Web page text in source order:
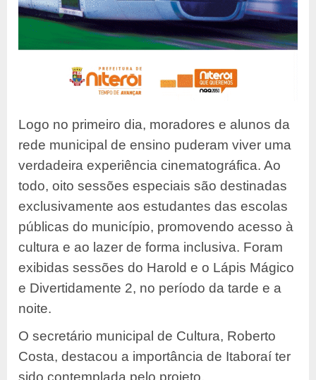
Logo no primeiro dia, moradores e alunos da
rede municipal de ensino puderam viver uma
verdadeira experiência cinematográfica. Ao
todo, oito sessões especiais são destinadas
exclusivamente aos estudantes das escolas
públicas do município, promovendo acesso à
cultura e ao lazer de forma inclusiva. Foram
exibidas sessões do Harold e o Lápis Mágico
e Divertidamente 2, no período da tarde e a
noite.
O secretário municipal de Cultura, Roberto
Costa, destacou a importância de Itaboraí ter
sido contemplada pelo projeto.